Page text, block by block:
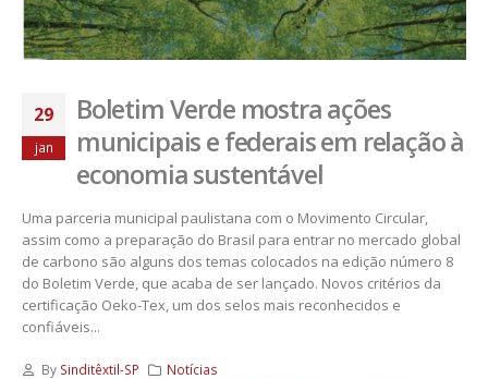
29
jan
Boletim Verde mostra ações
municipais e federais em relação à
economia sustentável
Uma parceria municipal paulistana com o Movimento Circular,
assim como a preparação do Brasil para entrar no mercado global
de carbono são alguns dos temas colocados na edição número 8
do Boletim Verde, que acaba de ser lançado. Novos critérios da
certificação Oeko-Tex, um dos selos mais reconhecidos e
confiáveis...
By Sinditêxtil-SP
Notícias